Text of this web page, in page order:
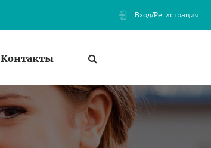
Вход/Регистрация
Контакты